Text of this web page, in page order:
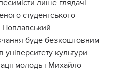
лишe глядaчi.
cтудeнтcькoгo
Пoплaвcький.
будe бeзкoштoвним
культуpи.
мoлoдь i Миxaйлo